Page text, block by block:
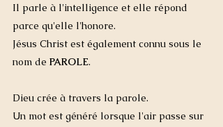
Il parle à l'intelligence et elle répond
parce qu'elle l'honore.
Jésus Christ est également connu sous le
nom de PAROLE.
Dieu crée à travers la parole.
Un mot est généré lorsque l'air passe sur